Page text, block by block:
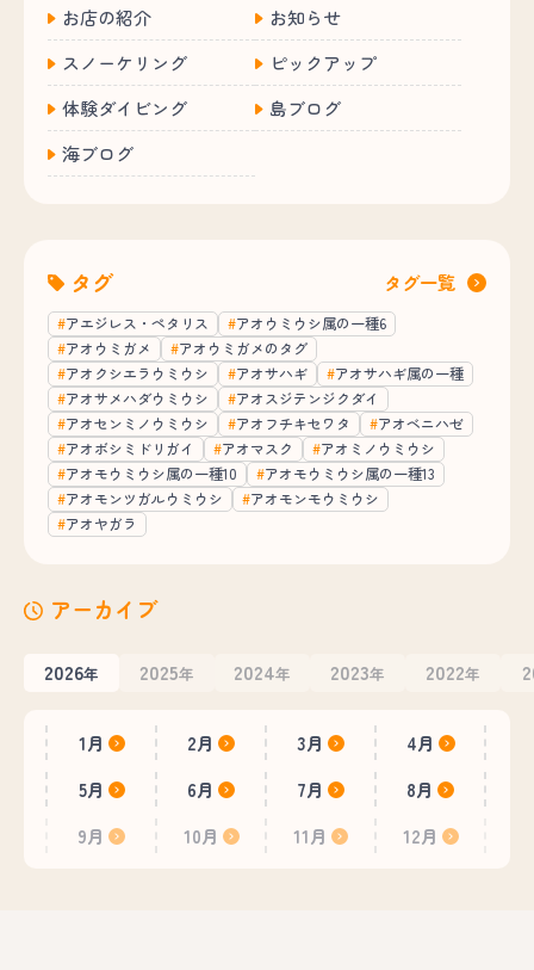
お店の紹介
お知らせ
スノーケリング
ピックアップ
体験ダイビング
島ブログ
海ブログ
タグ タグ一覧
アエジレス・ペタリス
アオウミウシ属の一種6
アオウミガメ
アオウミガメのタグ
アオクシエラウミウシ
アオサハギ
アオサハギ属の一種
アオサメハダウミウシ
アオスジテンジクダイ
アオセンミノウミウシ
アオフチキセワタ
アオベニハゼ
アオボシミドリガイ
アオマスク
アオミノウミウシ
アオモウミウシ属の一種10
アオモウミウシ属の一種13
アオモンツガルウミウシ
アオモンモウミウシ
アオヤガラ
アーカイブ
2026年 2025年 2024年 2023年 2022年
1月 2月 3月
4月
5月
6月 7月
8月
9月
10月 11月 12月